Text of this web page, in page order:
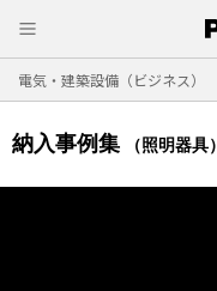
電気・建築設備（ビジネス）
納入事例集 （照明器具）